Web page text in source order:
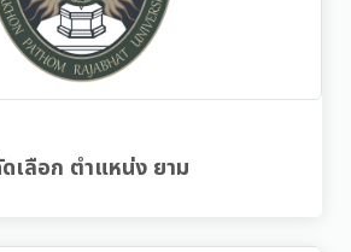
เลือก ตำแหน่ง ยาม